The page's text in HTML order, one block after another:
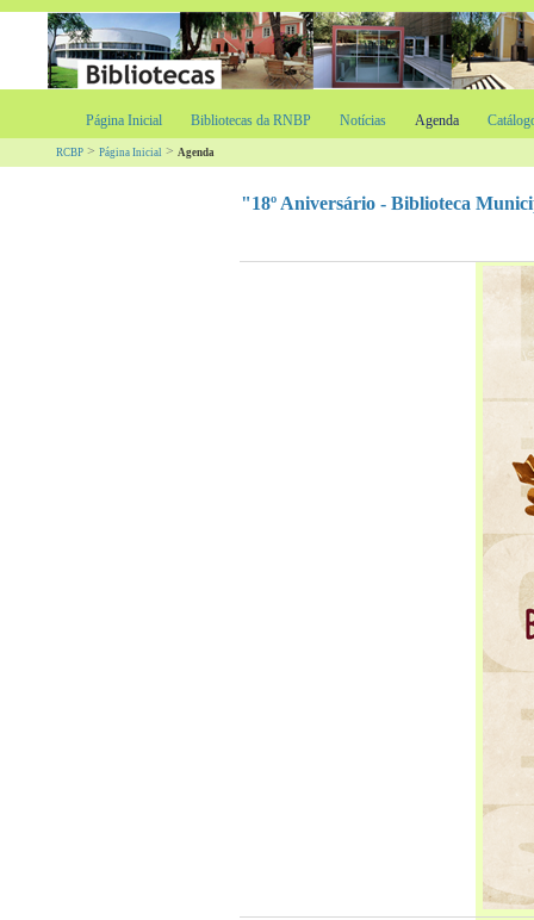
Página Inicial Bibliotecas da RNBP Notícias Agenda
RCBP > Página Inicial > Agenda
"18º Aniversário - Biblioteca